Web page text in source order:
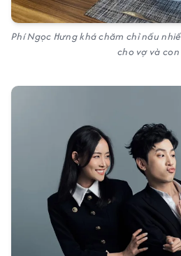
Phí Ngọc Hưng khá chăm chỉ nấu
cho vợ và